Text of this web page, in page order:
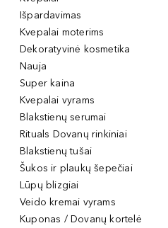
Išpardavimas
Kvepalai moterims
Dekoratyvinė kosmetika
Nauja
Super kaina
Kvepalai vyrams
Blakstienų serumai
Rituals Dovanų rinkiniai
Blakstienų tušai
Šukos ir plaukų šepečiai
Lūpų blizgiai
Veido kremai vyrams
Kuponas / Dovanų kortelė